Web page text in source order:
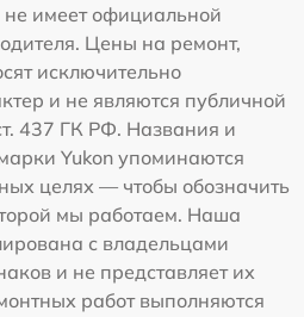
не имеет официальной
Цены на ремонт,
исключительно
и не являются публичной
437 ГК РФ. Названия и
Yukon упоминаются
целях — чтобы обозначить
мы работаем. Наша
с владельцами
и не представляет их
работ выполняются